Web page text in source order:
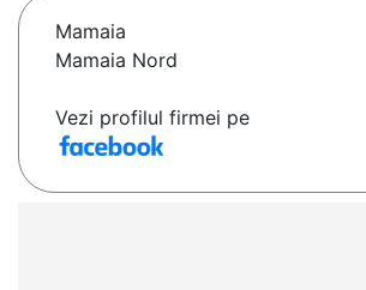
Mamaia
Mamaia Nord
Vezi profilul firmei pe